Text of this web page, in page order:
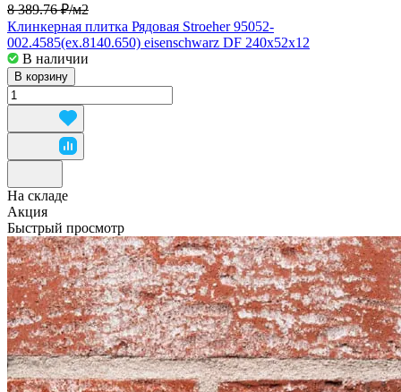
8 389.76 ₽/м2
Клинкерная плитка Рядовая Stroeher 95052-
002.4585(ex.8140.650) eisenschwarz DF 240x52x12
В наличии
В корзину
На складе
Акция
Быстрый просмотр